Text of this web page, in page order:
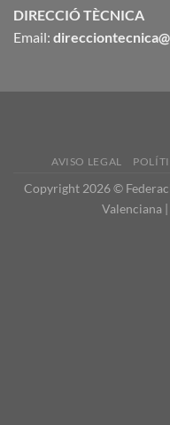
DIRECCIÓ TÈCNICA
Email:
AVISO LEGAL
Copyright 2026 ©
Valenciana